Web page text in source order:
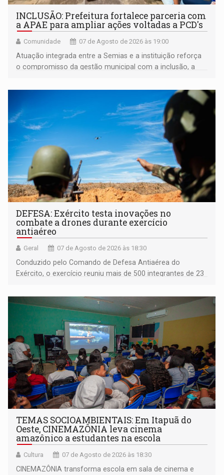
INCLUSÃO: Prefeitura fortalece parceria com
a APAE para ampliar ações voltadas a PCD's
Comunidade 07 de Agosto de 2026 às 19:00
Atuação integrada entre a Semias e a instituição reforça
o compromisso da gestão municipal com a inclusão, a
DEFESA: Exército testa inovações no
combate a drones durante exercício
antiaéreo
Geral 07 de Agosto de 2026 às 18:30
Conduzido pelo Comando de Defesa Antiaérea do
Exército, o exercício reuniu mais de 500 integrantes de 23
TEMAS SOCIOAMBIENTAIS: Em Itapuã do
Oeste, CINEMAZÔNIA leva cinema
amazônico a estudantes na escola
Cultura 07 de Agosto de 2026 às 18:30
CINEMAZÔNIA transforma escola em sala de cinema e